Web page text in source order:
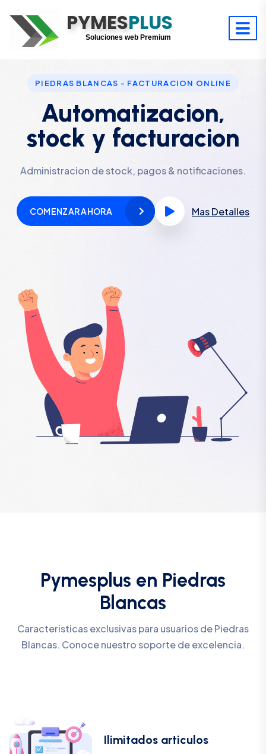
PYMESPLUS
Digitaliza tu éxito
Soluciones web Premium
PIEDRAS BLANCAS - FACTURACION ONLINE
Automatizacion,
stock y facturacion
Administracion de stock, pagos & notificaciones.
COMENZAR AHORA Mas Detalles
Pymesplus en Piedras
Blancas
Caracteristicas exclusivas para usuarios de Piedras
Blancas. Conoce nuestro soporte de excelencia.
Ilimitados articulos